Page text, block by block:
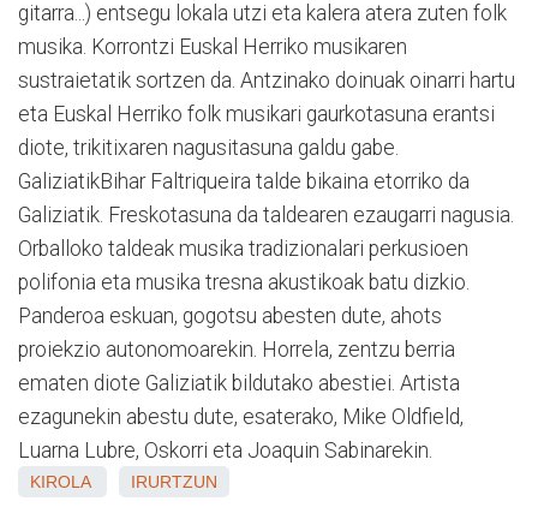
gitarra...) entsegu lokala utzi eta kalera atera zuten folk
musika. Korrontzi Euskal Herriko musikaren
sustraietatik sortzen da. Antzinako doinuak oinarri hartu
eta Euskal Herriko folk musikari gaurkotasuna erantsi
diote, trikitixaren nagusitasuna galdu gabe.
GaliziatikBihar Faltriqueira talde bikaina etorriko da
Galiziatik. Freskotasuna da taldearen ezaugarri nagusia.
Orballoko taldeak musika tradizionalari perkusioen
polifonia eta musika tresna akustikoak batu dizkio.
Panderoa eskuan, gogotsu abesten dute, ahots
proiekzio autonomoarekin. Horrela, zentzu berria
ematen diote Galiziatik bildutako abestiei. Artista
ezagunekin abestu dute, esaterako, Mike Oldfield,
Luarna Lubre, Oskorri eta Joaquin Sabinarekin.
KIROLA IRURTZUN